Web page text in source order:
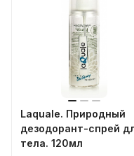
Laquale. Природный
дезодорант-спрей
тела. 120мл